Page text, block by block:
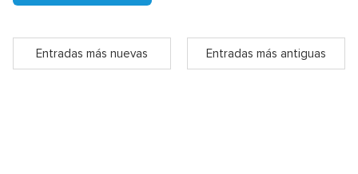
Entradas más nuevas Entradas más antiguas